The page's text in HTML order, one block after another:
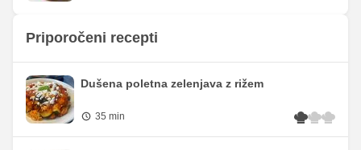
Priporočeni recepti
Dušena poletna zelenjava z rižem
35 min